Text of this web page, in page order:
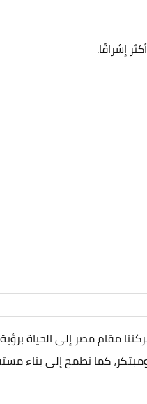
إشراقًا.
مصر إلى الحياة
كما نطمح إلى بناء